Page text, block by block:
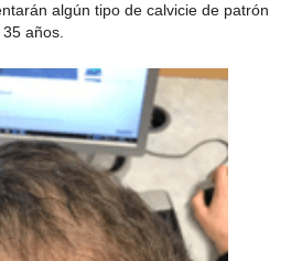
algún tipo de calvicie de patrón
años.